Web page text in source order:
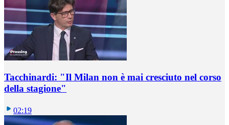
Tacchinardi: "Il Milan non è mai cresciuto nel corso
della stagione"
02:19